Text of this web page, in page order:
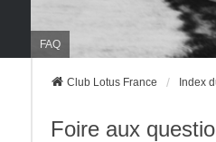
FAQ
Club Lotus France Index
Foire aux